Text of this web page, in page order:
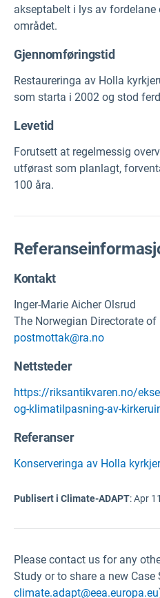
akseptabelt i lys av
området.
Gjennomføringstid
Restaureringa av Holla
som starta i 2002 og stod
Levetid
Forutsett at regelmessig
utførast som planlagt,
100 åra.
Kontakt
Inger-Marie Aicher Olsrud
The Norwegian Directorate
postmottak@ra.no
Nettsteder
https://riksantikvaren.no/
og-klimatilpasning-av-
Referanser
Konserveringa av Holla
Publisert i Climate-ADAPT:Apr
Please contact us for any
Study or to share a new Case
climate.adapt@eea.europa.eu